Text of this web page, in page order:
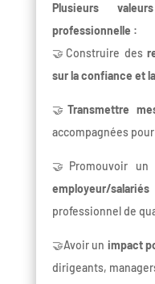
Plusieurs
professionnelle :
🤝Construire des
sur la confiance et
🤝Transmettre
accompagnées
🤝Promouvoir un
employeur/salariés
professionnel de
🤝Avoir un impact
dirigeants,